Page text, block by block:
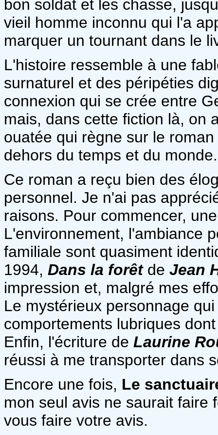
bon soldat et les chasse,
vieil homme inconnu qui l'a
marquer un tournant dans le
L'histoire ressemble à une
surnaturel et des péripéties
connexion qui se crée entre
mais, dans cette fiction là, on
ouatée qui règne sur le
dehors du temps et du monde.
Ce roman a reçu bien des
personnel. Je n'ai pas
raisons. Pour commencer,
L'environnement, l'ambiance
familiale sont quasiment
1994, Dans la forêt de Jean
impression et, malgré mes
Le mystérieux personnage
comportements lubriques
Enfin, l'écriture de Laurine
réussi à me transporter dans
Encore une fois, Le
mon seul avis ne saurait
vous faire votre avis.